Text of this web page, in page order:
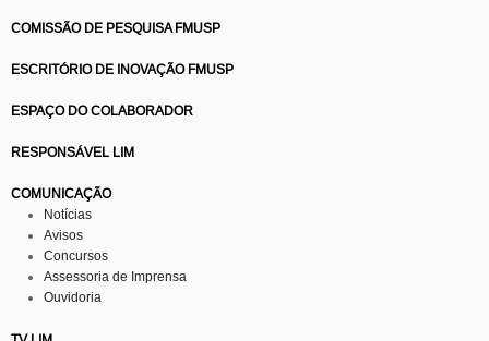
COMISSÃO DE PESQUISA FMUSP
ESCRITÓRIO DE INOVAÇÃO FMUSP
ESPAÇO DO COLABORADOR
RESPONSÁVEL LIM
COMUNICAÇÃO
Notícias
Avisos
Concursos
Assessoria de Imprensa
Ouvidoria